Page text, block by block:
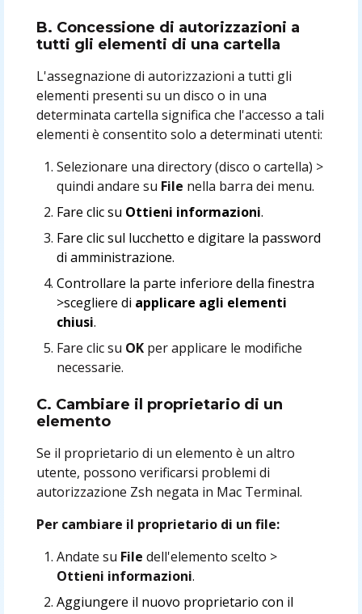
B. Concessione di autorizzazioni a
tutti gli elementi di una cartella
L'assegnazione di autorizzazioni a tutti gli
elementi presenti su un disco o in una
determinata cartella significa che l'accesso a tali
elementi è consentito solo a determinati utenti:
Selezionare una directory (disco o cartella) >
quindi andare su File nella barra dei menu.
Fare clic su Ottieni informazioni.
Fare clic sul lucchetto e digitare la password
di amministrazione.
Controllare la parte inferiore della finestra
>scegliere di applicare agli elementi
chiusi.
Fare clic su OK per applicare le modifiche
necessarie.
C. Cambiare il proprietario di un
elemento
Se il proprietario di un elemento è un altro
utente, possono verificarsi problemi di
autorizzazione Zsh negata in Mac Terminal.
Per cambiare il proprietario di un file:
Andate su Filedell'elemento scelto >
Ottieni informazioni.
Aggiungere il nuovo proprietario con il